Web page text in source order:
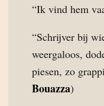
“Ik vind hem
“Schrijver bij
weergaloos,
piesen, zo
Bouazza)